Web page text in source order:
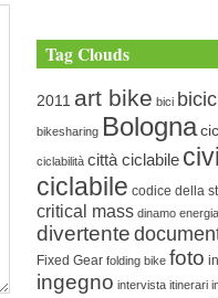
Tag Clouds
2011 art bike bici
bikesharing Bologna
ciclabilità città ciclabile
ciclabile codice della
critical mass dinamo
divertente
Fixed Gear folding bike foto
ingegno intervista itinerari